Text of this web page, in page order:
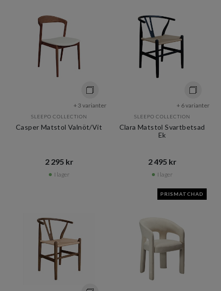
+ 3 varianter
SLEEPO COLLECTION
Casper Matstol Valnöt/Vit
2 295 kr​​
I lager
+ 6 varianter
SLEEPO COLLECTION
Clara Matstol Svartbetsad
Ek
2 495 kr​​
I lager
PRISMATCHAD